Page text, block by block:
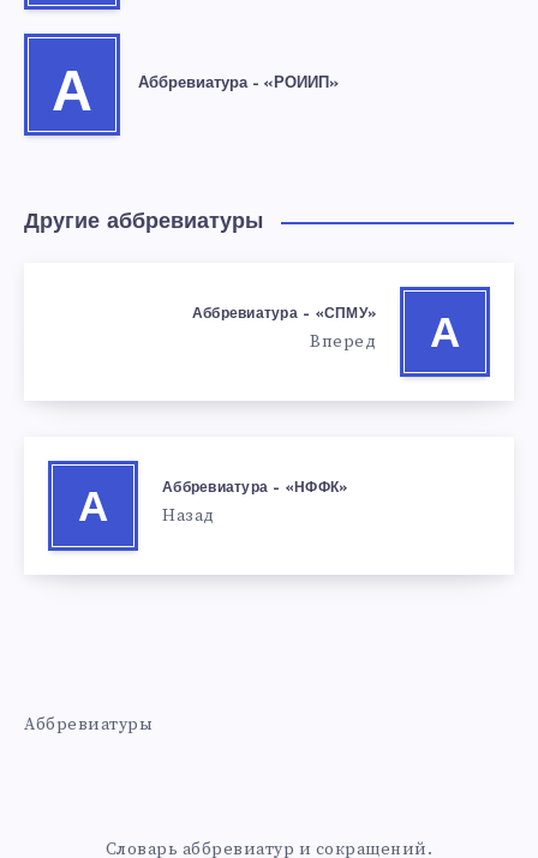
А Аббревиатура – «РОИИП»
Другие аббревиатуры
А
Аббревиатура – «СПМУ»
Вперед
А
Аббревиатура – «НФФК»
Назад
Аббревиатуры
Словарь аббревиатур и сокращений.